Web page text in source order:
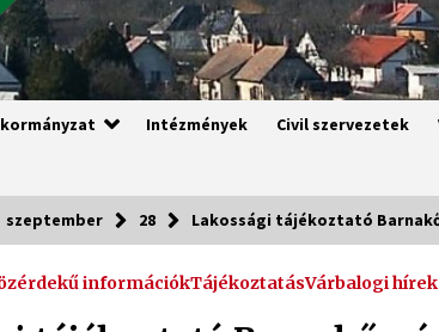
Intézmények Civil szervezetek
szeptember 28 Lakossági tájékoztató
információkTájékoztatásVárbalogi hírek